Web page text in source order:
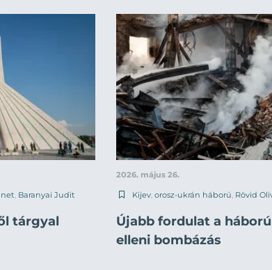
Baranyai Judit
tárgyal
2026. május 26.
Kijev orosz-ukrán háború Rövid
Újabb fordulat a
elleni bombázás